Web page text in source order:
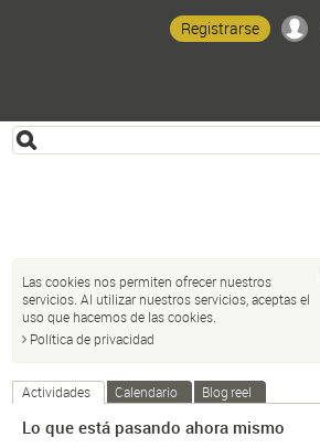
Registrarse
Las cookies nos permiten ofrecer nuestros
servicios. Al utilizar nuestros servicios, aceptas el
uso que hacemos de las cookies.
Política de privacidad
Actividades Calendario Blog reel
Lo que está pasando ahora mismo